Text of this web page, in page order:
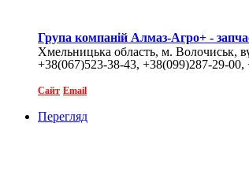
Група компаній Алмаз-Агро+ -
Хмельницька область, м. Волочиськ,
+38(067)523-38-43, +38(099)287-29-00,
Сайт Email
Перегляд